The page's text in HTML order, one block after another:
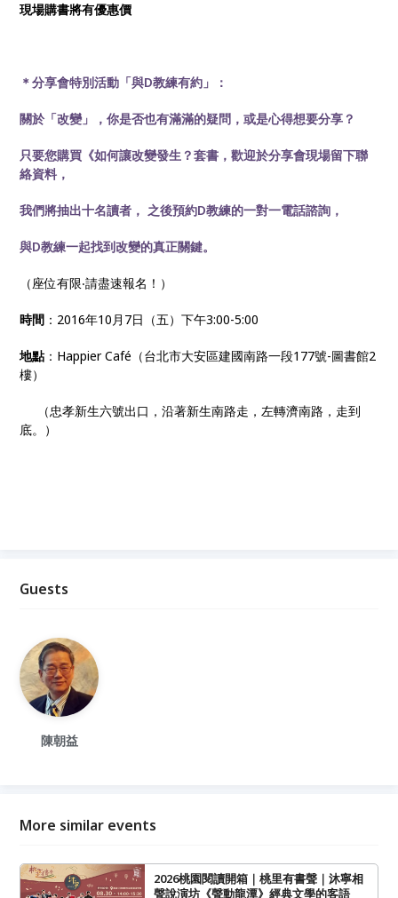
現場購書將有優惠價
＊分享會特別活動 「與D教練有約」：
關於「改變」，你是否也有滿滿的疑問，或是心得想要分享？
只要您購買《如何讓改變發生？套書，歡迎於分享會現場留下聯
絡資料，
我們將抽出十名讀者， 之後預約D教練的一對一電話諮詢，
與D教練一起找到改變的真正關鍵。
（座位有限‧請盡速報名！）
時間 ：2016年10月7日（五）下午3:00-5:00
地點：Happier Café（台北市大安區建國南路一段177號-圖書館2
樓）
（忠孝新生六號出口，沿著新生南路走，左轉濟南路，走到
底。）
Guests
陳朝益
More similar events
2026桃園閱讀開箱｜桃里有書聲｜沐寧相
聲說演坊《聲動龍潭》經典文學的客語